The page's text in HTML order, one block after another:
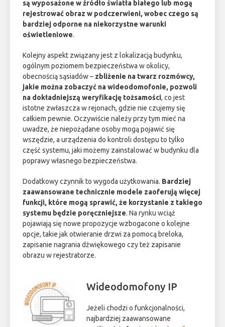
są wyposażone w źródło światła białego lub mogą
rejestrować obraz w podczerwieni, wobec czego są
bardziej odporne na niekorzystne warunki
oświetleniowe.
Kolejny aspekt związany jest z lokalizacją budynku,
ogólnym poziomem bezpieczeństwa w okolicy,
obecnością sąsiadów – zbliżenie na twarz rozmówcy,
jakie można zobaczyć na wideodomofonie, pozwoli
na dokładniejszą weryfikację tożsamości, co jest
istotne zwłaszcza w rejonach, gdzie nie czujemy się
całkiem pewnie. Oczywiście należy przy tym mieć na
uwadze, że niepożądane osoby mogą pojawić się
wszędzie, a urządzenia do kontroli dostępu to tylko
część systemu, jaki możemy zainstalować w budynku dla
poprawy własnego bezpieczeństwa.
Dodatkowy czynnik to wygoda użytkowania. Bardziej
zaawansowane technicznie modele zaoferują więcej
funkcji, które mogą sprawić, że korzystanie z takiego
systemu będzie poręczniejsze. Na rynku wciąż
pojawiają się nowe propozycje wzbogacone o kolejne
opcje, takie jak otwieranie drzwi za pomocą breloka,
zapisanie nagrania dźwiękowego czy też zapisanie
obrazu w rejestratorze.
Wideodomofony IP
Jeżeli chodzi o funkcjonalności,
najbardziej zaawansowane